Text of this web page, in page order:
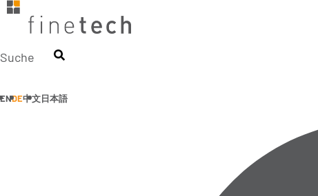
Zum
Inhalt
Suche
ENDE中文日本語